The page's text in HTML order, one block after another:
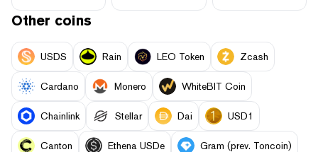
Other coins
USDS Rain LEO Token Zcash
Cardano Monero WhiteBIT Coin
Chainlink Stellar Dai USD1
Canton Ethena USDe Gram (prev. Toncoin)